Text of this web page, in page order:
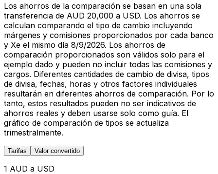
Los ahorros de la comparación se basan en una sola
transferencia de AUD 20,000 a USD. Los ahorros se
calculan comparando el tipo de cambio incluyendo
márgenes y comisiones proporcionados por cada banco
y Xe el mismo día 8/9/2026. Los ahorros de
comparación proporcionados son válidos solo para el
ejemplo dado y pueden no incluir todas las comisiones y
cargos. Diferentes cantidades de cambio de divisa, tipos
de divisa, fechas, horas y otros factores individuales
resultarán en diferentes ahorros de comparación. Por lo
tanto, estos resultados pueden no ser indicativos de
ahorros reales y deben usarse solo como guía. El
gráfico de comparación de tipos se actualiza
trimestralmente.
Tarifas Valor convertido
1 AUD a USD